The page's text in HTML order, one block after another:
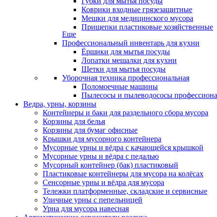
Коврики входные грязезащитные
Мешки для медицинского мусора
Прищепки пластиковые хозяйственные
Еще
Профессиональный инвентарь для кухни
Ёршики для мытья посуды
Лопатки мешалки для кухни
Щетки для мытья посуды
Уборочная техника профессиональная
Поломоечные машины
Пылесосы и пылеводососы
Ведра, урны, корзины
Контейнеры и баки для раздельного сбора мусора
Корзины для белья
Корзины для бумаг офисные
Крышки для мусорного контейнера
Мусорные урны и вёдра с качающейся крышкой
Мусорные урны и вёдра с педалью
Мусорный контейнер (бак) пластиковый
Пластиковые контейнеры для мусора на колёсах
Сенсорные урны и вёдра для мусора
Тележки платформенные, складские и сервисные
Уличные урны с пепельницей
Урна для мусора навесная